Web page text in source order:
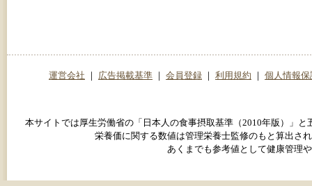
運営会社 広告掲載基準 会員登録 利用規約 個人情報保
本サイトでは厚生労働省の「日本人の食事摂取基準（2010年版）」
栄養価に関する数値は管理栄養士監修のもと算出さ
あくまでも参考値として健康管理